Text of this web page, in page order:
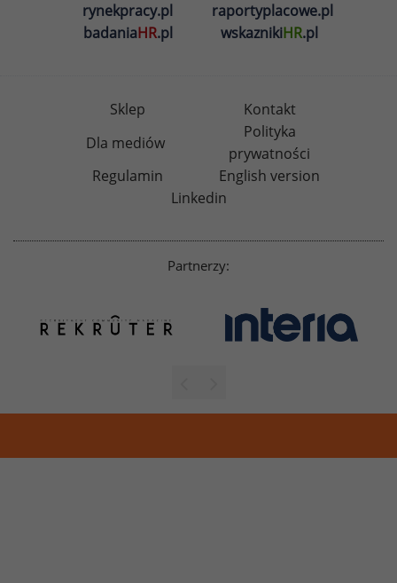
rynekpracy.pl
raportyplacowe.pl
badaniaHR.pl wskaznikiHR.pl
Sklep
Kontakt
Dla mediów
Polityka
prywatności
Regulamin
English version
Linkedin
Partnerzy: